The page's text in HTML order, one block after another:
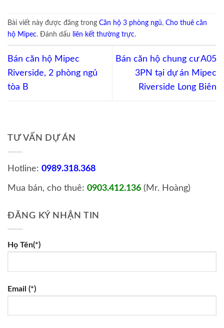
Bài viết này được đăng trong Căn hộ 3 phòng ngủ, Cho thuê căn
hộ Mipec. Đánh dấu liên kết thường trực.
Bán căn hộ Mipec
Riverside, 2 phòng ngủ
tòa B
Bán căn hộ chung cư A05
3PN tại dự án Mipec
Riverside Long Biên
TƯ VẤN DỰ ÁN
Hotline: 0989.318.368
Mua bán, cho thuê: 0903.412.136 (Mr. Hoàng)
ĐĂNG KÝ NHẬN TIN
Họ Tên(*)
Email (*)